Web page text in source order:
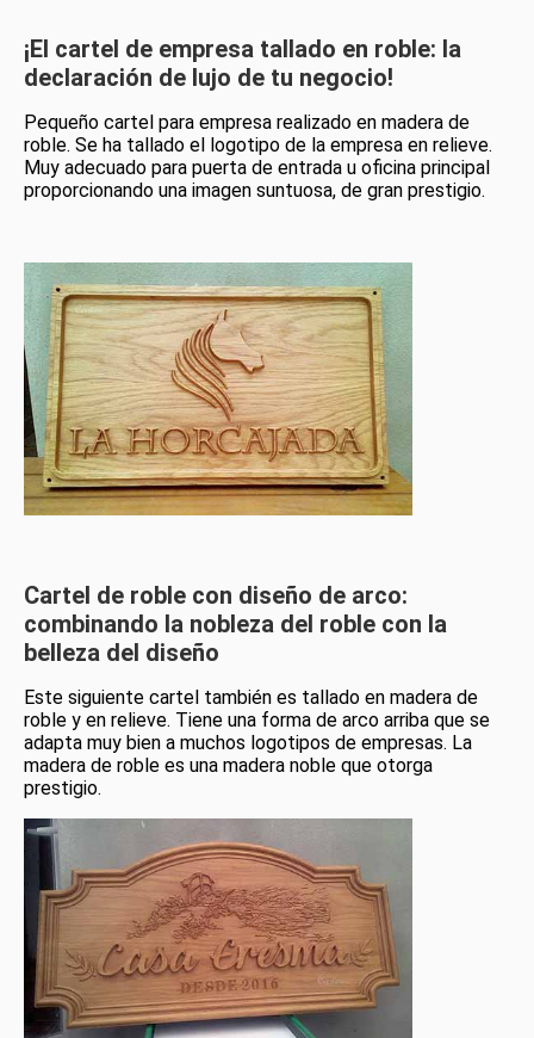
¡El cartel de empresa tallado en roble: la
declaración de lujo de tu negocio!
Pequeño cartel para empresa realizado en madera de
roble. Se ha tallado el logotipo de la empresa en relieve.
Muy adecuado para puerta de entrada u oficina principal
proporcionando una imagen suntuosa, de gran prestigio.
Cartel de roble con diseño de arco:
combinando la nobleza del roble con la
belleza del diseño
Este siguiente cartel también es tallado en madera de
roble y en relieve. Tiene una forma de arco arriba que se
adapta muy bien a muchos logotipos de empresas. La
madera de roble es una madera noble que otorga
prestigio.